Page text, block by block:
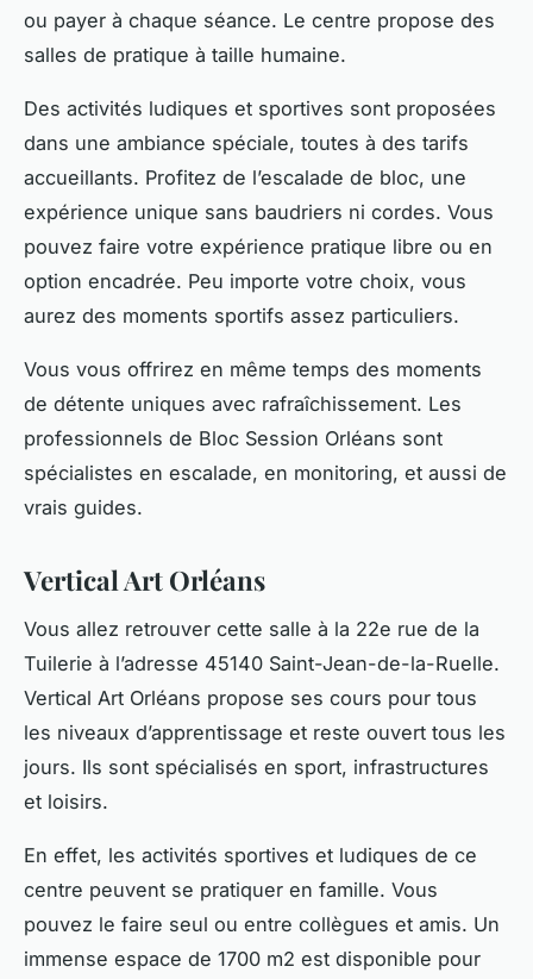
ou payer à chaque séance. Le centre propose des
salles de pratique à taille humaine.
Des activités ludiques et sportives sont proposées
dans une ambiance spéciale, toutes à des tarifs
accueillants. Profitez de l’escalade de bloc, une
expérience unique sans baudriers ni cordes. Vous
pouvez faire votre expérience pratique libre ou en
option encadrée. Peu importe votre choix, vous
aurez des moments sportifs assez particuliers.
Vous vous offrirez en même temps des moments
de détente uniques avec rafraîchissement. Les
professionnels de Bloc Session Orléans sont
spécialistes en escalade, en monitoring, et aussi de
vrais guides.
Vertical Art Orléans
Vous allez retrouver cette salle à la 22e rue de la
Tuilerie à l’adresse 45140 Saint-Jean-de-la-Ruelle.
Vertical Art Orléans propose ses cours pour tous
les niveaux d’apprentissage et reste ouvert tous les
jours. Ils sont spécialisés en sport, infrastructures
et loisirs.
En effet, les activités sportives et ludiques de ce
centre peuvent se pratiquer en famille. Vous
pouvez le faire seul ou entre collègues et amis. Un
immense espace de 1700 m2 est disponible pour